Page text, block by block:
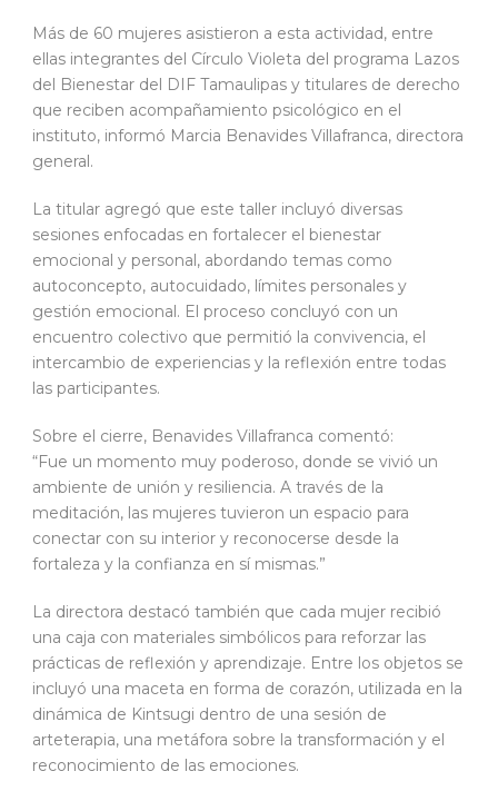
Más de 60 mujeres asistieron a esta actividad, entre
ellas integrantes del Círculo Violeta del programa Lazos
del Bienestar del DIF Tamaulipas y titulares de derecho
que reciben acompañamiento psicológico en el
instituto, informó Marcia Benavides Villafranca, directora
general.
La titular agregó que este taller incluyó diversas
sesiones enfocadas en fortalecer el bienestar
emocional y personal, abordando temas como
autoconcepto, autocuidado, límites personales y
gestión emocional. El proceso concluyó con un
encuentro colectivo que permitió la convivencia, el
intercambio de experiencias y la reflexión entre todas
las participantes.
Sobre el cierre, Benavides Villafranca comentó:
“Fue un momento muy poderoso, donde se vivió un
ambiente de unión y resiliencia. A través de la
meditación, las mujeres tuvieron un espacio para
conectar con su interior y reconocerse desde la
fortaleza y la confianza en sí mismas.”
La directora destacó también que cada mujer recibió
una caja con materiales simbólicos para reforzar las
prácticas de reflexión y aprendizaje. Entre los objetos se
incluyó una maceta en forma de corazón, utilizada en la
dinámica de Kintsugi dentro de una sesión de
arteterapia, una metáfora sobre la transformación y el
reconocimiento de las emociones.